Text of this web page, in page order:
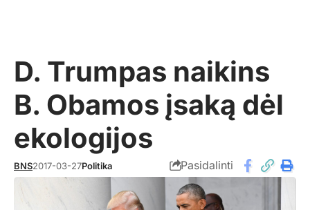
D. Trumpas naikins
B. Obamos įsaką dėl
ekologijos
BNS2017-03-27Politika Pasidalinti